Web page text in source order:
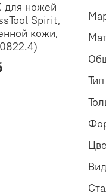
для ножей
Spirit,
кожи,